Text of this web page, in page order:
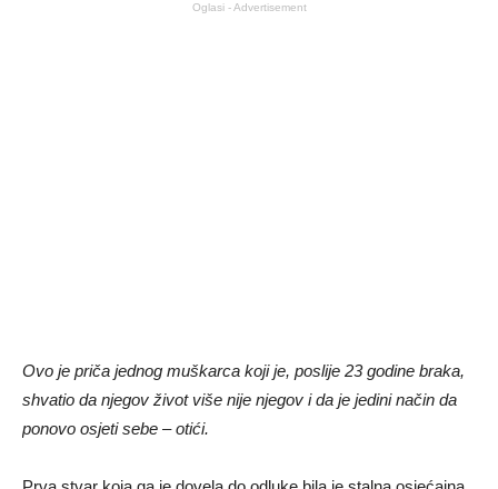
Oglasi - Advertisement
Ovo je priča jednog muškarca koji je, poslije 23 godine braka,
shvatio da njegov život više nije njegov i da je jedini način da
ponovo osjeti sebe – otići.